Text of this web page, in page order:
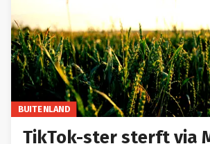
BUITENLAND
TikTok-ster sterft via